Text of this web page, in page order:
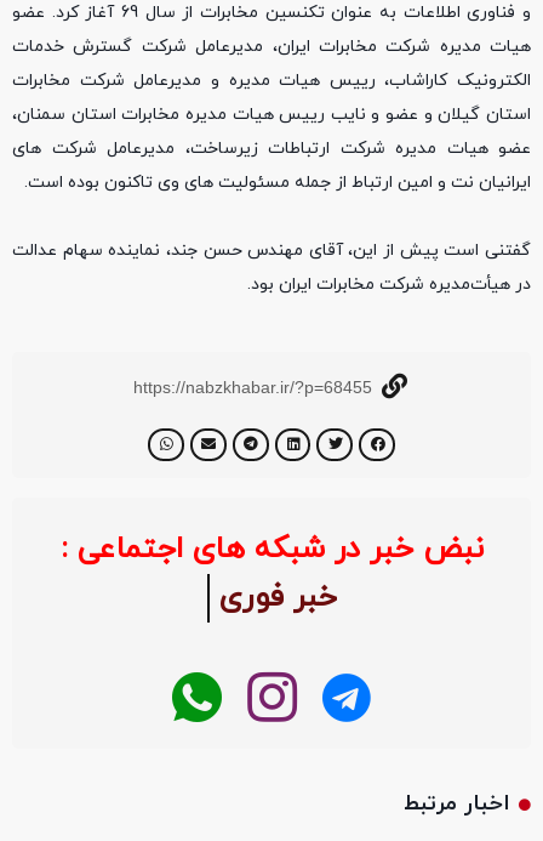
و فناوری اطلاعات به عنوان تکنسین مخابرات از سال 69 آغاز کرد. عضو
هیات مدیره شرکت مخابرات ایران، مدیرعامل شرکت گسترش خدمات
الکترونیک کاراشاب، رییس هیات مدیره و مدیرعامل شرکت مخابرات
استان گیلان و عضو و نایب رییس هیات مدیره مخابرات استان سمنان،
عضو هیات مدیره شرکت ارتباطات زیرساخت، مدیرعامل شرکت های
ایرانیان نت و امین ارتباط از جمله مسئولیت های وی تاکنون بوده است.
گفتنی است پیش از این، آقای مهندس حسن جند، نماینده سهام عدالت
در هیأت‌مدیره شرکت مخابرات ایران بود.
https://nabzkhabar.ir/?p=68455
نبض خبر در شبکه های اجتماعی :
خبر فوری
اخبار مرتبط